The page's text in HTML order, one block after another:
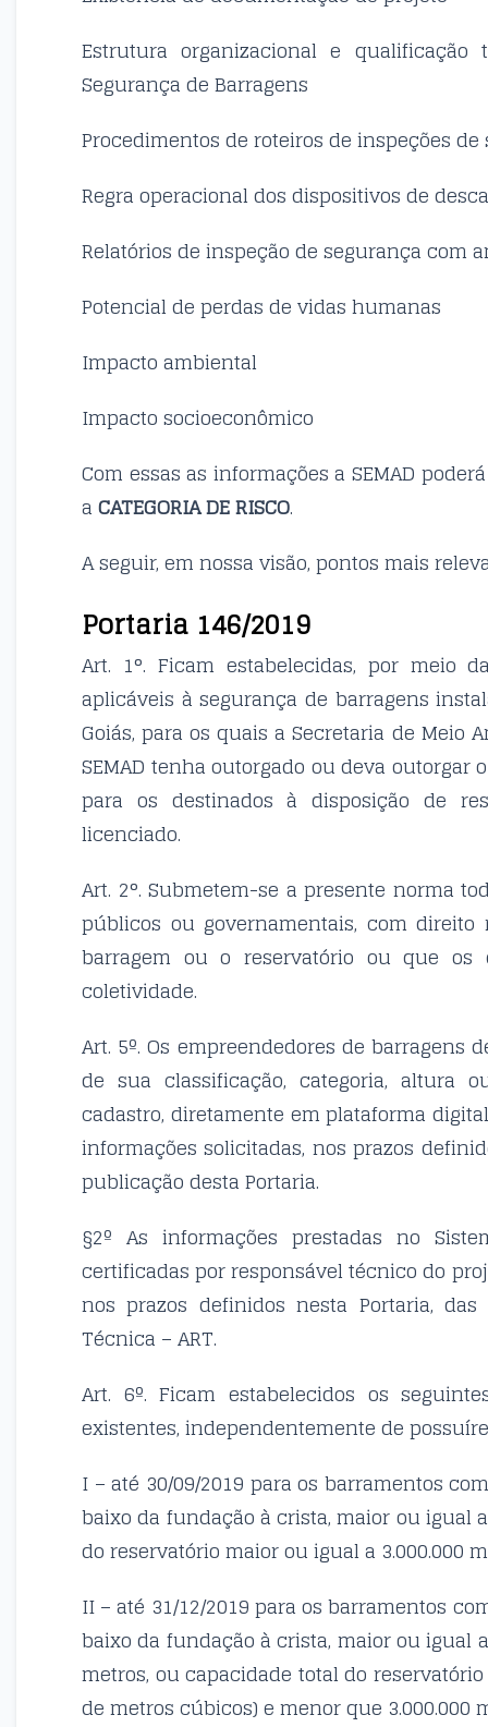
Estrutura organizacional e
Segurança de Barragens
Procedimentos de roteiros de inspeções
Regra operacional dos dispositivos de
Relatórios de inspeção de segurança com
Potencial de perdas de vidas humanas
Impacto ambiental
Impacto socioeconômico
Com essas as informações a SEMAD
aCATEGORIA DE RISCO.
A seguir, em nossa visão, pontos mais
Portaria 146/2019
Art. 1°. Ficam estabelecidas, por meio
aplicáveis à segurança de barragens
Goiás, para os quais a Secretaria de Meio
SEMAD tenha outorgado ou deva
para os destinados à disposição de
licenciado.
Art. 2°. Submetem-se a presente norma
públicos ou governamentais, com
barragem ou o reservatório ou que
coletividade.
Art. 5º. Os empreendedores de
de sua classificação, categoria, altura
cadastro, diretamente em plataforma
informações solicitadas, nos prazos
publicação desta Portaria.
§2º As informações prestadas no
certificadas por responsável técnico do
nos prazos definidos nesta Portaria,
Técnica – ART.
Art. 6º. Ficam estabelecidos os
existentes, independentemente de
I – até 30/09/2019 para os barramentos
baixo da fundação à crista, maior ou igual
do reservatório maior ou igual a 3.000.000
II – até 31/12/2019 para os barramentos
baixo da fundação à crista, maior ou igual
metros, ou capacidade total do
de metros cúbicos) e menor que 3.000.000